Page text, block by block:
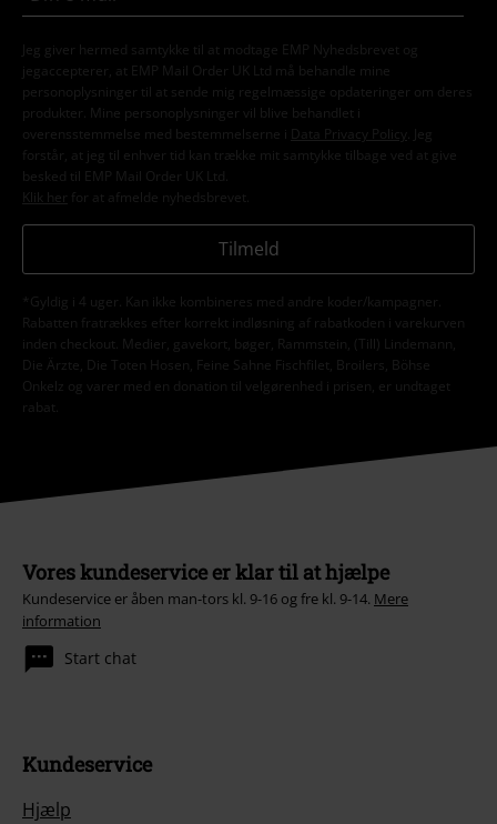
Jeg giver hermed samtykke til at modtage EMP Nyhedsbrevet og
jegaccepterer, at EMP Mail Order UK Ltd må behandle mine
personoplysninger til at sende mig regelmæssige opdateringer om deres
produkter. Mine personoplysninger vil blive behandlet i
overensstemmelse med bestemmelserne i
Data Privacy Policy
. Jeg
forstår, at jeg til enhver tid kan trække mit samtykke tilbage ved at give
besked til EMP Mail Order UK Ltd.
Klik her
for at afmelde nyhedsbrevet.
Tilmeld
*Gyldig i 4 uger. Kan ikke kombineres med andre koder/kampagner.
Rabatten fratrækkes efter korrekt indløsning af rabatkoden i varekurven
inden checkout. Medier, gavekort, bøger, Rammstein, (Till) Lindemann,
Die Ärzte, Die Toten Hosen, Feine Sahne Fischfilet, Broilers, Böhse
Onkelz og varer med en donation til velgørenhed i prisen, er undtaget
rabat.
Vores kundeservice er klar til at hjælpe
Kundeservice er åben man-tors kl. 9-16 og fre kl. 9-14. Mere
information
Start chat
Kundeservice
Hjælp